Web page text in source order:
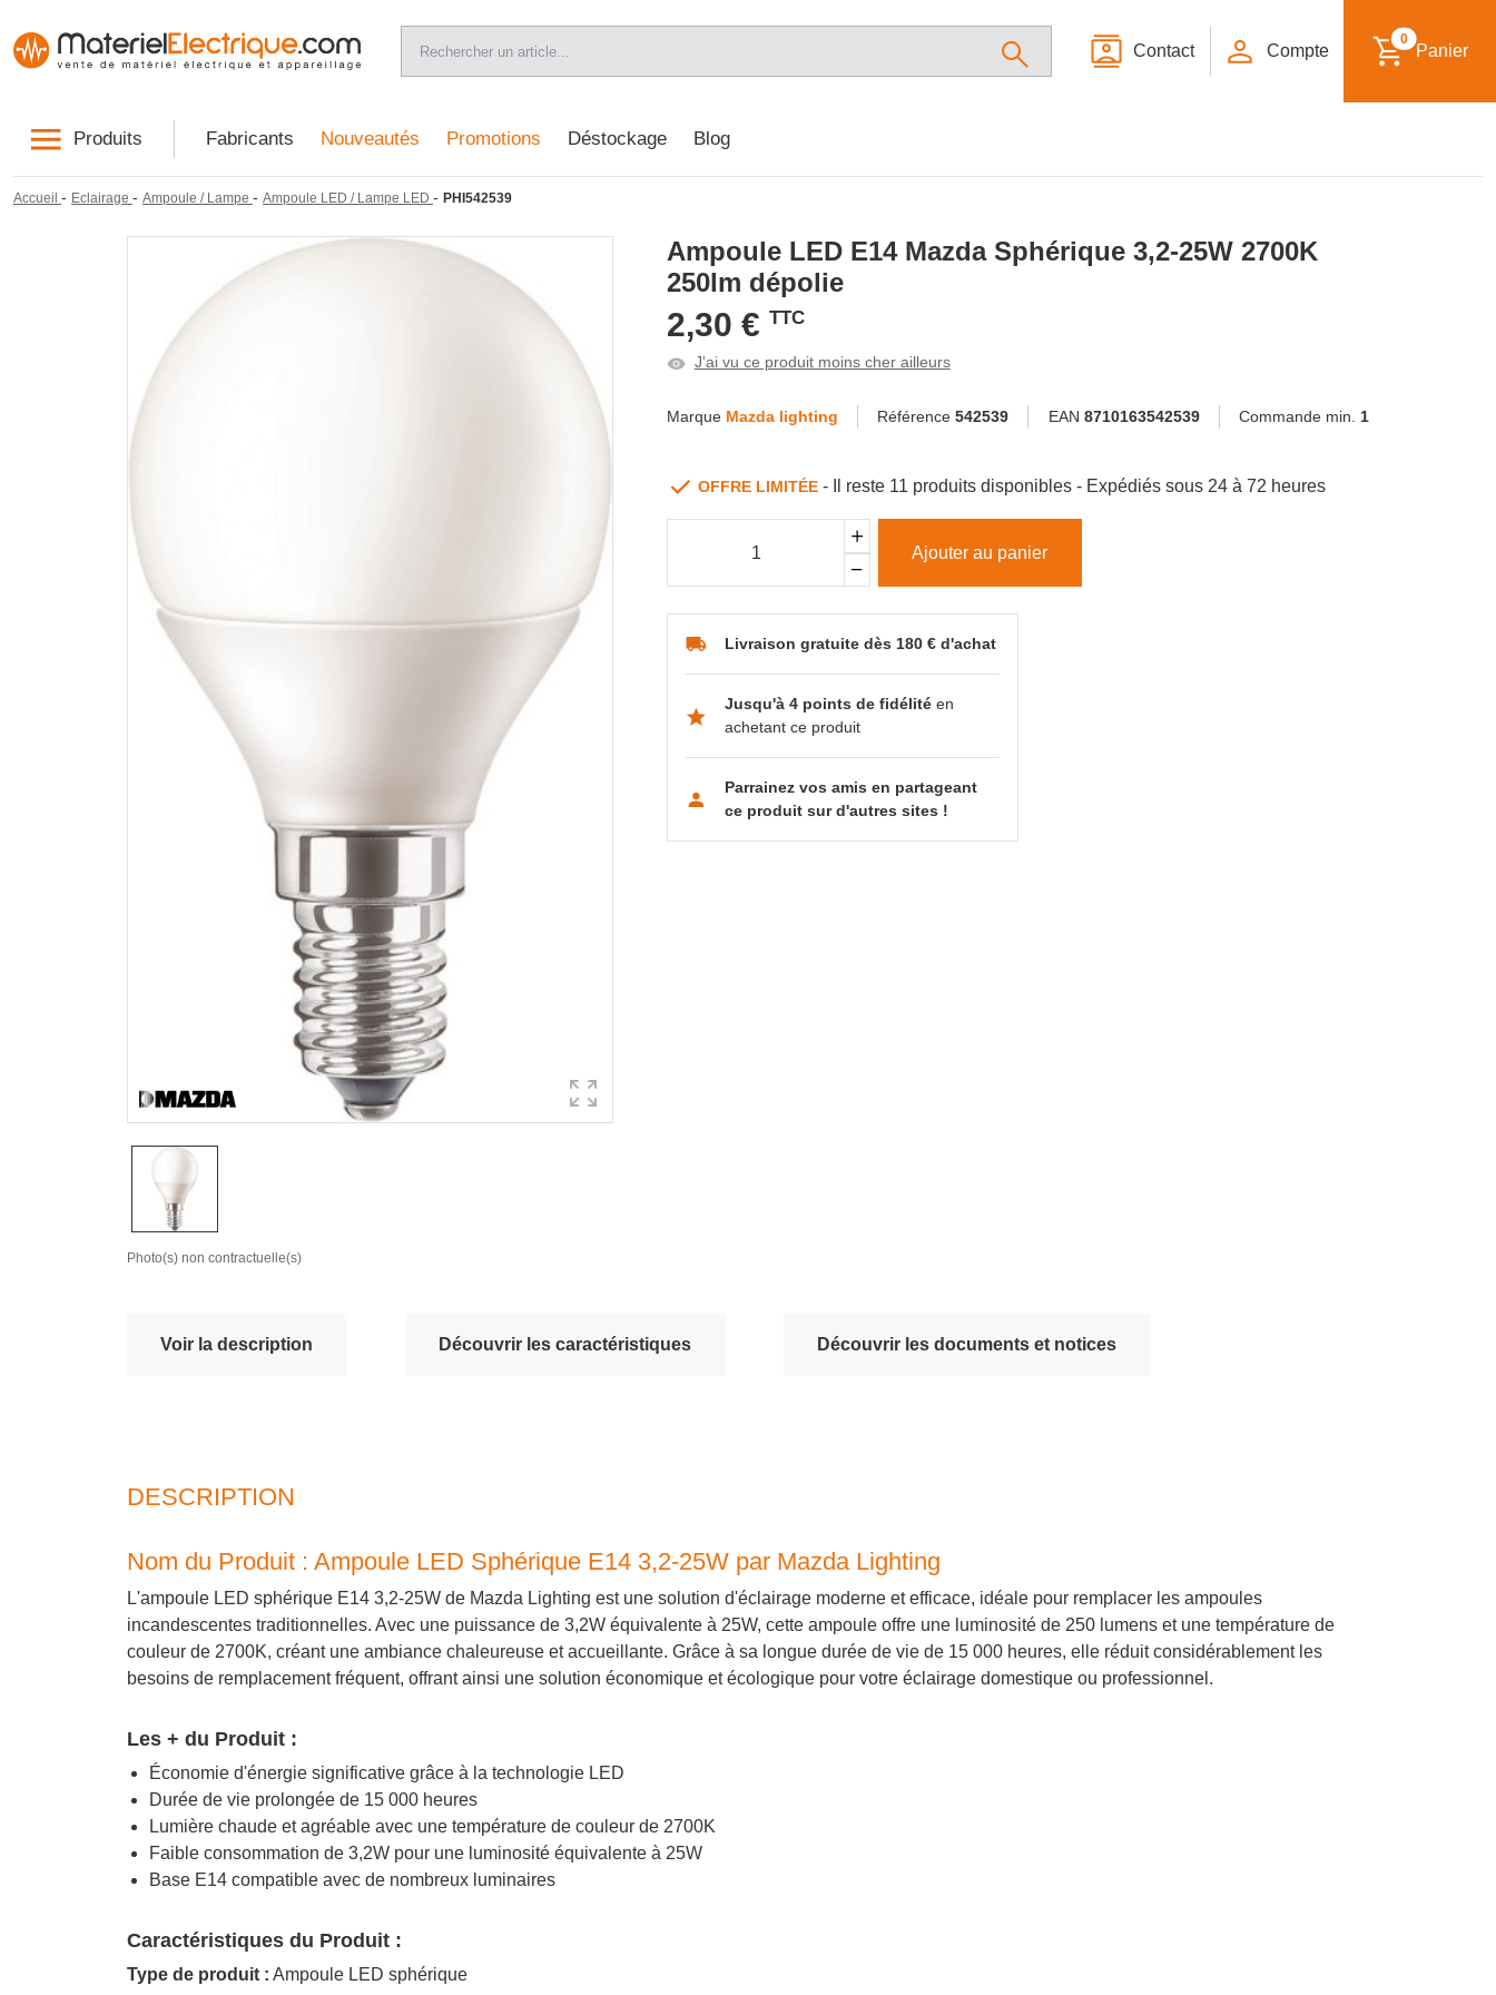
Contact Compte
0
Panier
Produits Fabricants Nouveautés Promotions Déstockage Blog
Accueil - Eclairage - Ampoule / Lampe - Ampoule LED / Lampe LED - PHI542539
Photo(s) non contractuelle(s)
Ampoule LED E14 Mazda Sphérique 3,2-25W 2700K
250lm dépolie
2,30 € TTC
J'ai vu ce produit moins cher ailleurs
Marque Mazda lighting Référence542539 EAN 8710163542539 Commande min. 1
OFFRE LIMITÉE- Il reste 11 produits disponibles - Expédiés sous 24 à 72 heures
Ajouter au panier
Livraison gratuite dès 180 € d'achat
Jusqu'à 4 points de fidélitéen
achetant ce produit
Parrainez vos amis en partageant
ce produit sur d'autres sites !
Voir la description Découvrir les caractéristiques Découvrir les documents et notices
DESCRIPTION
Nom du Produit : Ampoule LED Sphérique E14 3,2-25W par Mazda Lighting
L'ampoule LED sphérique E14 3,2-25W de Mazda Lighting est une solution d'éclairage moderne et efficace, idéale pour remplacer les ampoules
incandescentes traditionnelles. Avec une puissance de 3,2W équivalente à 25W, cette ampoule offre une luminosité de 250 lumens et une température de
couleur de 2700K, créant une ambiance chaleureuse et accueillante. Grâce à sa longue durée de vie de 15 000 heures, elle réduit considérablement les
besoins de remplacement fréquent, offrant ainsi une solution économique et écologique pour votre éclairage domestique ou professionnel.
Les + du Produit :
Économie d'énergie significative grâce à la technologie LED
Durée de vie prolongée de 15 000 heures
Lumière chaude et agréable avec une température de couleur de 2700K
Faible consommation de 3,2W pour une luminosité équivalente à 25W
Base E14 compatible avec de nombreux luminaires
Caractéristiques du Produit :
Type de produit : Ampoule LED sphérique